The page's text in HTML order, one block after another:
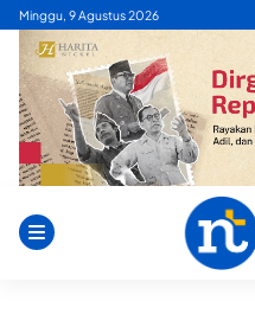
Skip
content
Minggu, 9 Agustus 2026